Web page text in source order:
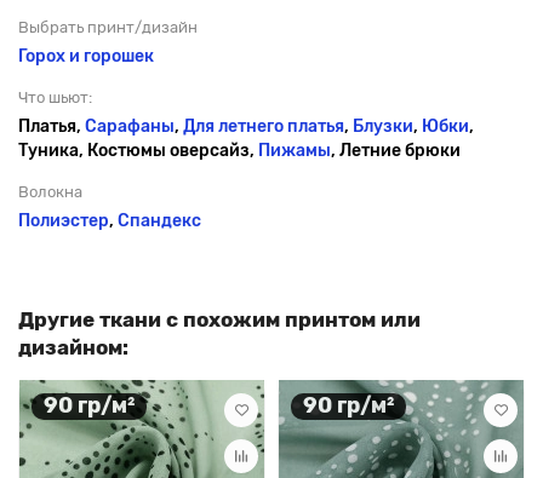
Выбрать принт/дизайн
Горох и горошек
Что шьют:
Платья, Сарафаны, Для летнего платья, Блузки, Юбки,
Туника, Костюмы оверсайз, Пижамы, Летние брюки
Волокна
Полиэстер, Спандекс
Другие ткани с похожим принтом или
дизайном:
90 гр/м² 90 гр/м²